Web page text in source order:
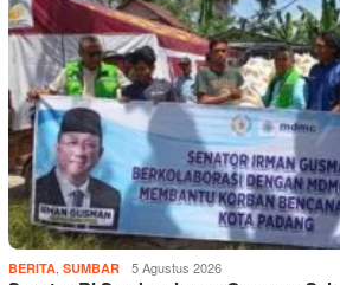
BERITA SUMBAR 5 Agustus 2026